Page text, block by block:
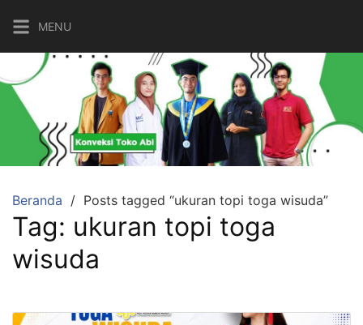
MENU
Beranda Posts tagged “ukuran topi toga wisuda”
Tag: ukuran topi toga
wisuda